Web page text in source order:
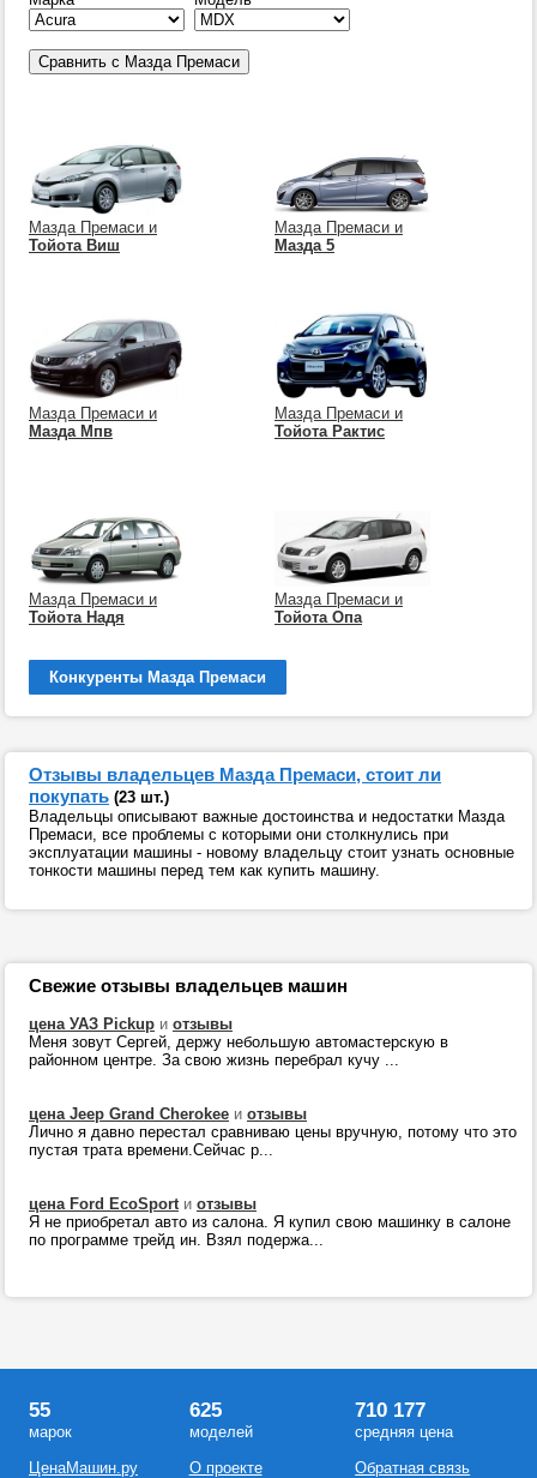
Мазда Премаси и
Тойота Виш
Мазда Премаси и
Мазда 5
Мазда Премаси и
Мазда Мпв
Мазда Премаси и
Тойота Рактис
Мазда Премаси и
Тойота Надя
Мазда Премаси и
Тойота Опа
Конкуренты Мазда Премаси
Отзывы владельцев Мазда Премаси, стоит ли
покупать (23 шт.)
Владельцы описывают важные достоинства и недостатки Мазда
Премаси, все проблемы с которыми они столкнулись при
эксплуатации машины - новому владельцу стоит узнать основные
тонкости машины перед тем как купить машину.
Свежие отзывы владельцев машин
цена УАЗ Pickup и отзывы
Меня зовут Сергей, держу небольшую автомастерскую в
районном центре. За свою жизнь перебрал кучу ...
цена Jeep Grand Cherokee и отзывы
Лично я давно перестал сравниваю цены вручную, потому что это
пустая трата времени.Сейчас р...
цена Ford EcoSportи отзывы
Я не приобретал авто из салона. Я купил свою машинку в салоне
по программе трейд ин. Взял подержа...
55
марок
ЦенаМашин.ру
625
моделей
О проекте
710 177
средняя цена
Обратная связь